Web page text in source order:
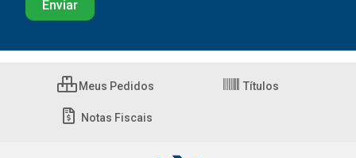
Meus Pedidos Títulos
Notas Fiscais